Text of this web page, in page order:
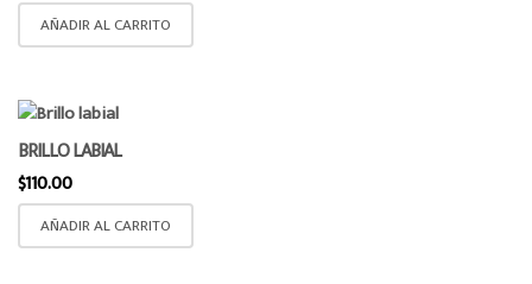
AÑADIR AL CARRITO
BRILLO LABIAL
$110.00
AÑADIR AL CARRITO